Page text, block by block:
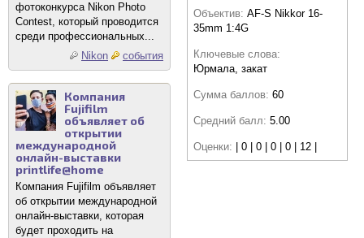
фотоконкурса Nikon Photo
Contest, который проводится
среди профессиональных...
Nikon
события
Компания
Fujifilm
объявляет об
открытии
международной
онлайн-выставки
printlife@home
Компания Fujifilm объявляет
об открытии международной
онлайн-выставки, которая
будет проходить на
Объектив: AF-S Nikkor 16-
35mm 1:4G
Ключевые слова:
Юрмала, закат
Сумма баллов: 60
Средний балл: 5.00
Оценки: | 0 | 0 | 0 | 0 | 12 |